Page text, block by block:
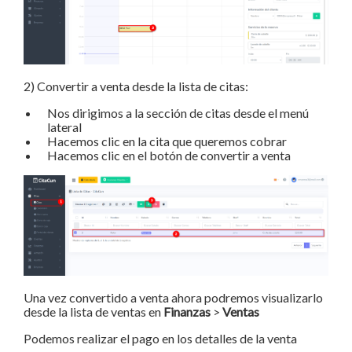
2) Convertir a venta desde la lista de citas:
Nos dirigimos a la sección de citas desde el menú
lateral
Hacemos clic en la cita que queremos cobrar
Hacemos clic en el botón de convertir a venta
Una vez convertido a venta ahora podremos visualizarlo
desde la lista de ventas en Finanzas > Ventas
Podemos realizar el pago en los detalles de la venta